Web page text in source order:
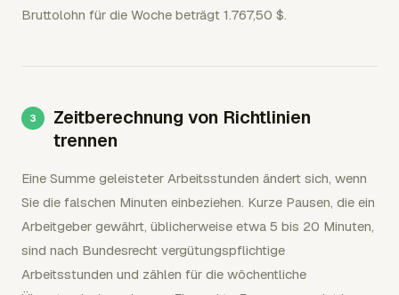
Bruttolohn für die Woche beträgt 1.767,50 $.
Zeitberechnung von Richtlinien
trennen
Eine Summe geleisteter Arbeitsstunden ändert sich, wenn
Sie die falschen Minuten einbeziehen. Kurze Pausen, die ein
Arbeitgeber gewährt, üblicherweise etwa 5 bis 20 Minuten,
sind nach Bundesrecht vergütungspflichtige
Arbeitsstunden und zählen für die wöchentliche